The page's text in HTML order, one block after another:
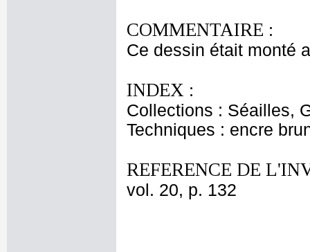
COMMENTAIRE :
Ce dessin était monté
INDEX :
Collections : Séailles,
Techniques : encre
REFERENCE DE
vol. 20, p. 132